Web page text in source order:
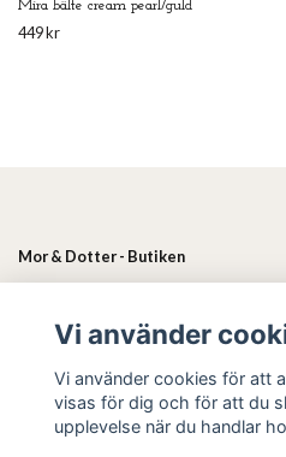
Mira bälte cream pearl/guld
449 kr
Mor & Dotter - Butiken
Sociala medier
Vi använder
Vi använder cookies för att
visas för dig och för att du
upplevelse när du handlar